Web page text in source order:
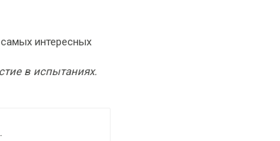
интересных
в испытаниях.